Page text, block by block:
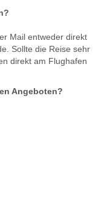
Mail entweder direkt
Sollte die Reise sehr
direkt am Flughafen
Angeboten?